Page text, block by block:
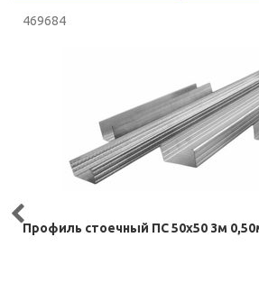
469684
Профиль стоечный ПС 50х50 3м